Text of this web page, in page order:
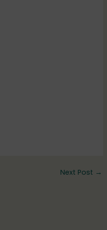
Next Post →